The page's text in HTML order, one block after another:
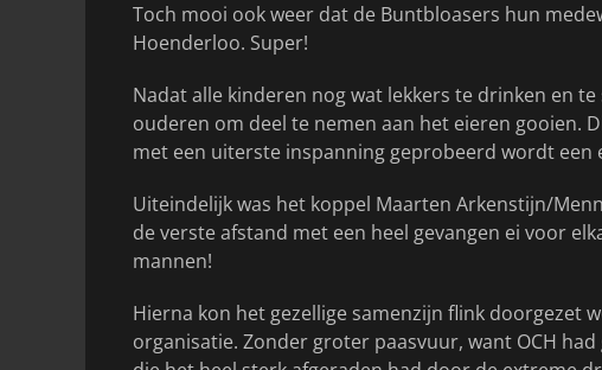
Toch mooi ook weer dat de Buntbloasers hun
Hoenderloo. Super!
Nadat alle kinderen nog wat lekkers te drinken en
ouderen om deel te nemen aan het eieren gooien.
met een uiterste inspanning geprobeerd wordt een
Uiteindelijk was het koppel Maarten Arkenstijn/
de verste afstand met een heel gevangen ei voor
mannen!
Hierna kon het gezellige samenzijn flink doorgezet
organisatie. Zonder groter paasvuur, want OCH